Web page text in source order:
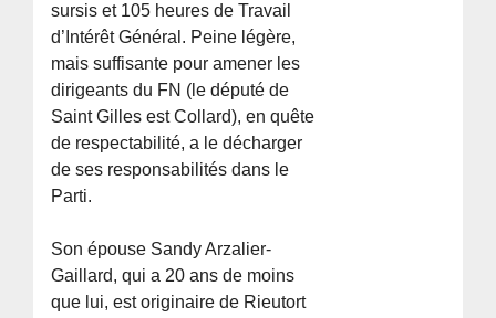
sursis et 105 heures de Travail
d’Intérêt Général. Peine légère,
mais suffisante pour amener les
dirigeants du FN (le député de
Saint Gilles est Collard), en quête
de respectabilité, a le décharger
de ses responsabilités dans le
Parti.
Son épouse Sandy Arzalier-
Gaillard, qui a 20 ans de moins
que lui, est originaire de Rieutort